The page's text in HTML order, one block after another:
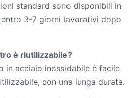
standard sono disponibili in
3-7 giorni lavorativi dopo
è riutilizzabile?
in acciaio inossidabile è facile
con una lunga durata.